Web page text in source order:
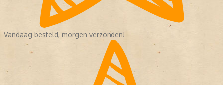
Vandaag besteld, morgen verzonden!